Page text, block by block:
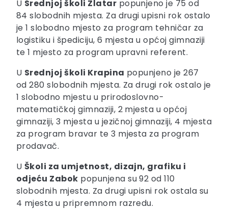
U Srednjoj školi Zlatar popunjeno je 75 od
84 slobodnih mjesta. Za drugi upisni rok ostalo
je 1 slobodno mjesto za program tehničar za
logistiku i špediciju, 6 mjesta u općoj gimnaziji
te 1 mjesto za program upravni referent.
U Srednjoj školi Krapina popunjeno je 267
od 280 slobodnih mjesta. Za drugi rok ostalo je
1 slobodno mjestu u prirodoslovno-
matematičkoj gimnaziji, 2 mjesta u općoj
gimnaziji, 3 mjesta u jezičnoj gimnaziji, 4 mjesta
za program bravar te 3 mjesta za program
prodavač.
U Školi za umjetnost, dizajn, grafiku i
odjeću Zabok popunjena su 92 od 110
slobodnih mjesta. Za drugi upisni rok ostala su
4 mjesta u pripremnom razredu.